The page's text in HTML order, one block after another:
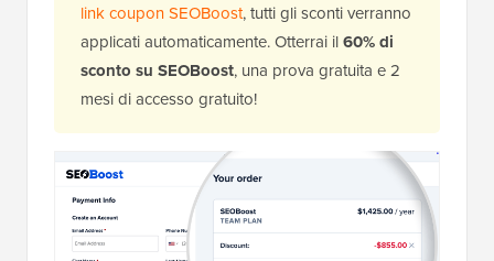
link coupon SEOBoost, tutti gli sconti verranno
applicati automaticamente. Otterrai il60% di
sconto su SEOBoost, una prova gratuita e 2
mesi di accesso gratuito!